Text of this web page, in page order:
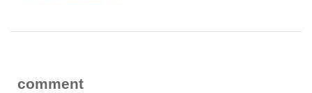
comment